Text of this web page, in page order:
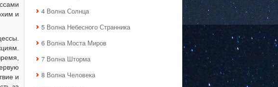
и
и
4 Волна Солнца
5 Волна Небесного Странника
6 Волна Моста Миров
7 Волна Шторма
8 Волна Человека